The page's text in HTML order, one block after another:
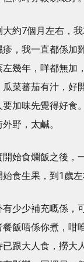
大約7個月左右，
疹，我一直都係加
左幾年，咩都無加
瓜菜蕃茄有汁，好
要加味先覺得好食
野，太鹹。
開始食爛飯之後，
始食生果，到1歲左
有少少補充嘅係，
餐飯唔係你煮，咁
已跟大人食，撈大